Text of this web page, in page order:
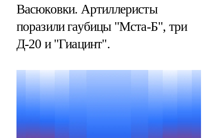
Васюковки. Артиллеристы
поразили гаубицы "Мста-Б", три
Д-20 и "Гиацинт".